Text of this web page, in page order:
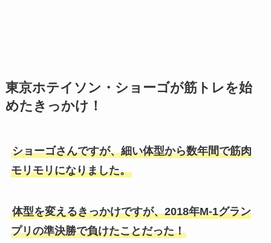
東京ホテイソン・ショーゴが筋トレを始
めたきっかけ！
ショーゴさんですが、細い体型から数年間で筋肉
モリモリになりました。
体型を変えるきっかけですが、2018年M-1グラン
プリの準決勝で負けたことだった！